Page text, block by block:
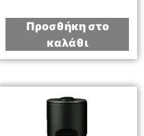
Προσθήκη στο
καλάθι